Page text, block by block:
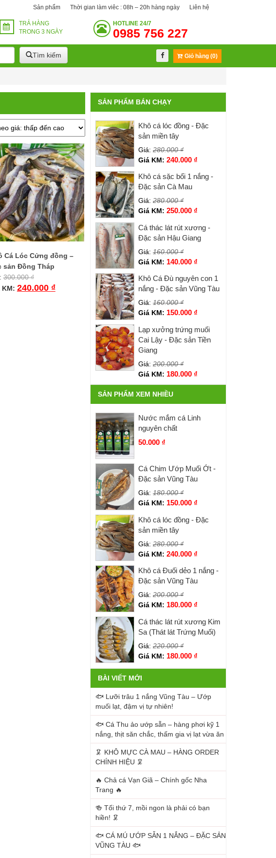
Sản phẩm Thời gian làm viêc : 08h – 20h hàng ngày Liên hệ
TRẢ HÀNG
TRONG 3 NGÀY
HOTLINE 24/7
0985 756 227
Tìm kiếm Giỏ hàng (0)
Cá Lóc Cửng đồng –
sản Đồng Tháp
300.000₫
KM: 240.000 ₫
SẢN PHẨM BÁN CHẠY
Khô cá lóc đồng - Đặc
sản miền tây
Giá: 280.000₫
Giá KM: 240.000 ₫
Khô cá sặc bổi 1 nắng -
Đặc sản Cà Mau
Giá: 280.000₫
Giá KM: 250.000 ₫
Cá thác lát rút xương -
Đặc sản Hậu Giang
Giá: 160.000₫
Giá KM: 140.000 ₫
Khô Cá Đù nguyên con 1
nắng - Đặc sản Vũng Tàu
Giá: 160.000₫
Giá KM: 150.000 ₫
Lạp xưởng trứng muối
Cai Lậy - Đặc sản Tiền
Giang
Giá: 200.000₫
Giá KM: 180.000 ₫
SẢN PHẨM XEM NHIỀU
Nước mắm cá Linh
nguyên chất
50.000 ₫
Cá Chim Ướp Muối Ớt -
Đặc sản Vũng Tàu
Giá: 180.000₫
Giá KM: 150.000 ₫
Khô cá lóc đồng - Đặc
sản miền tây
Giá: 280.000₫
Giá KM: 240.000 ₫
Khô cá Đuối dẻo 1 nắng -
Đặc sản Vũng Tàu
Giá: 200.000₫
Giá KM: 180.000 ₫
Cá thác lát rút xương Kim
Sa (Thát lát Trứng Muối)
Giá: 220.000₫
Giá KM: 180.000 ₫
BÀI VIẾT MỚI
🐟 Lưỡi trâu 1 nắng Vũng Tàu – Ướp
muối lạt, đậm vị tự nhiên!
🐟 Cá Thu ảo ướp sẵn – hàng phơi kỹ 1
nắng, thịt săn chắc, thấm gia vị lạt vừa ăn
🦑 KHÔ MỰC CÀ MAU – HÀNG ORDER
CHÍNH HIỆU 🦑
🔥 Chả cá Vạn Giã – Chính gốc Nha
Trang 🔥
🍻 Tối thứ 7, mồi ngon là phải có bạn
hiền! 🦑
🐟 CÁ MÚ ƯỚP SẴN 1 NẮNG – ĐẶC SẢN
VŨNG TÀU 🐟